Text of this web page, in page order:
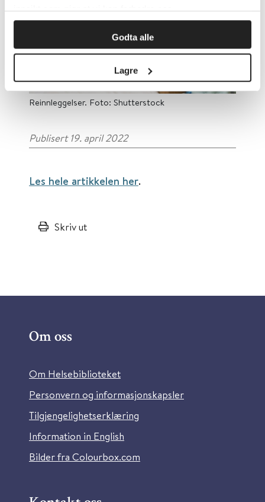
innsikt som gjør at vi kan forbedre oss.
Godta alle
Lagre
Reinnleggelser. Foto: Shutterstock
Publisert 19. april 2022
Les hele artikkelen her.
Skriv ut
Om oss
Om Helsebiblioteket
Personvern og informasjonskapsler
Tilgjengelighetserklæring
Information in English
Bilder fra Colourbox.com